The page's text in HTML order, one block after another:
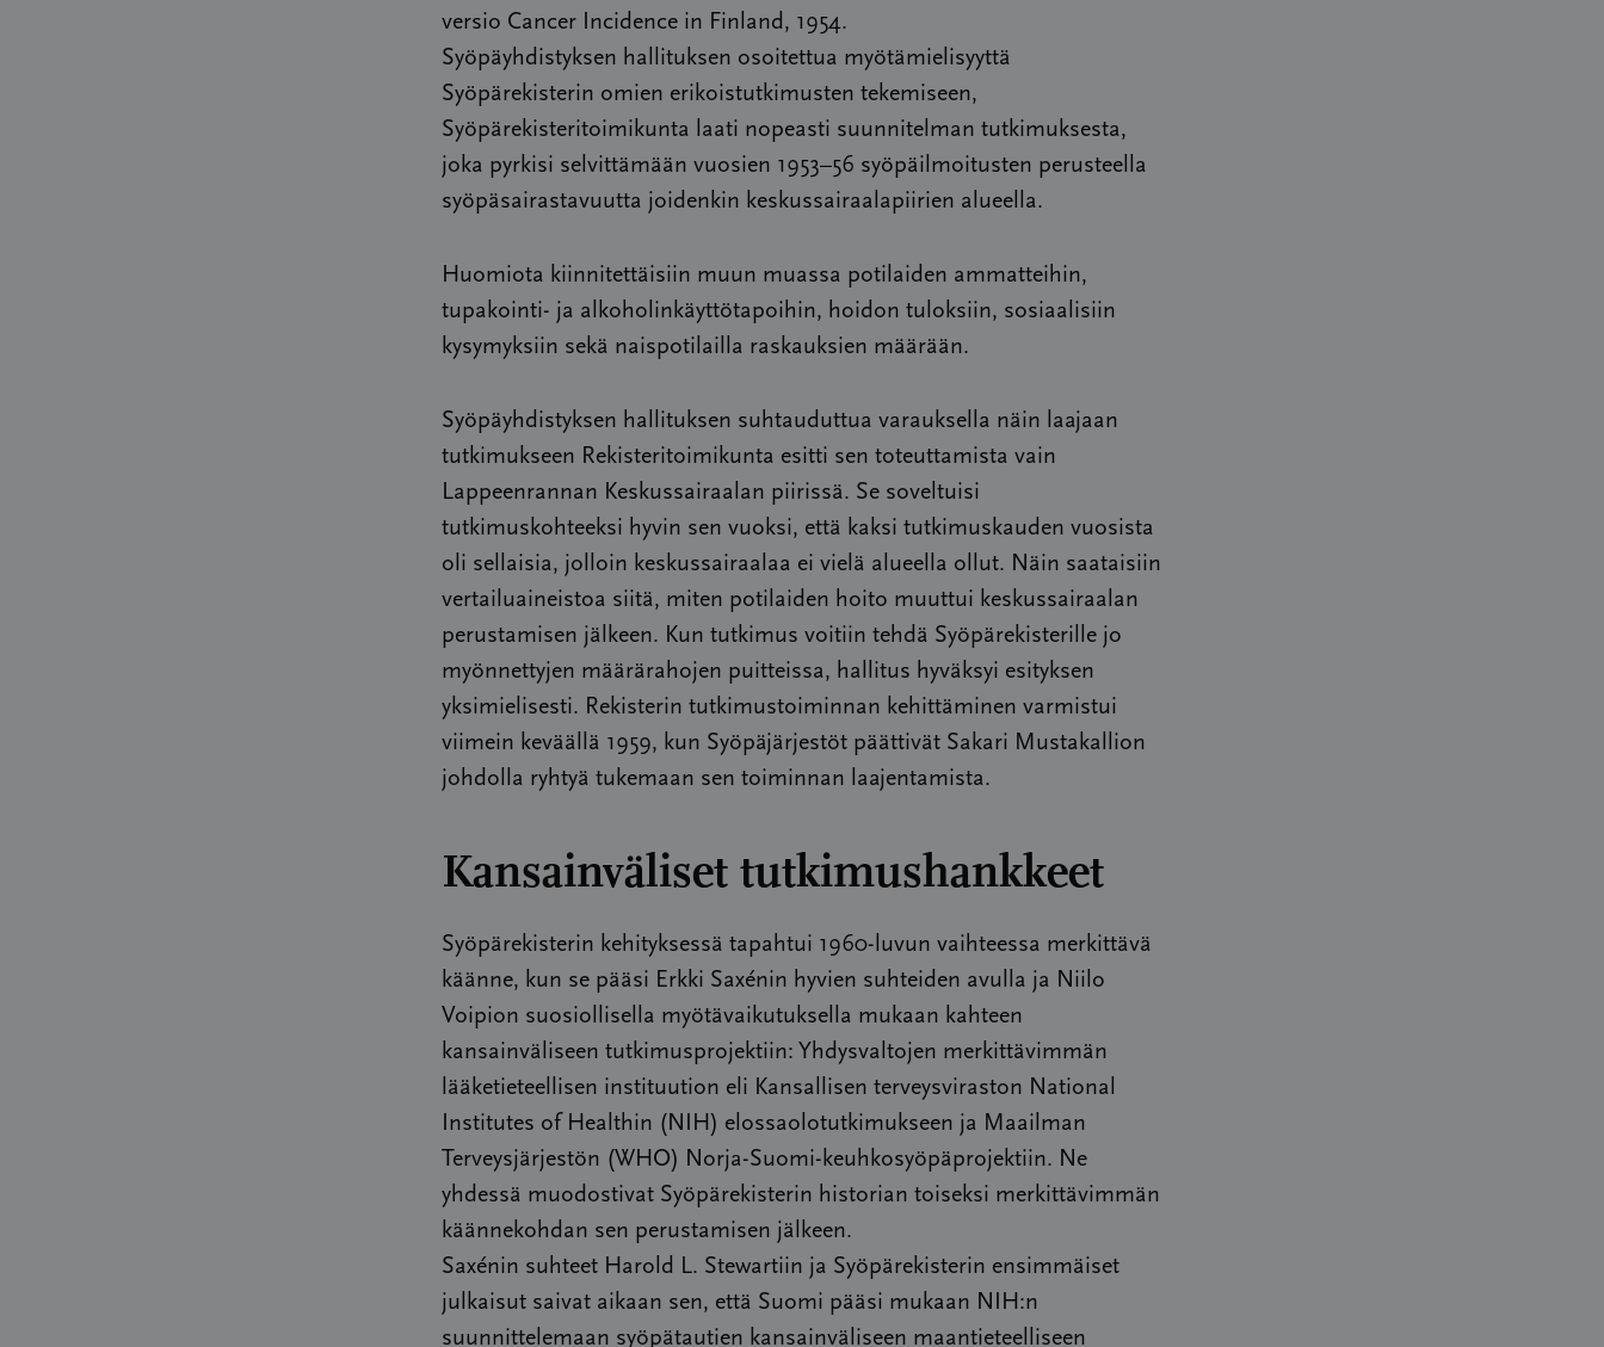
versio Cancer Incidence in Finland, 1954.
Syöpäyhdistyksen hallituksen osoitettua myötämielisyyttä
Syöpärekisterin omien erikoistutkimusten tekemiseen,
Syöpärekisteritoimikunta laati nopeasti suunnitelman tutkimuksesta,
joka pyrkisi selvittämään vuosien 1953–56 syöpäilmoitusten perusteella
syöpäsairastavuutta joidenkin keskussairaalapiirien alueella.
Huomiota kiinnitettäisiin muun muassa potilaiden ammatteihin,
tupakointi- ja alkoholinkäyttötapoihin, hoidon tuloksiin, sosiaalisiin
kysymyksiin sekä naispotilailla raskauksien määrään.
Syöpäyhdistyksen hallituksen suhtauduttua varauksella näin laajaan
tutkimukseen Rekisteritoimikunta esitti sen toteuttamista vain
Lappeenrannan Keskussairaalan piirissä. Se soveltuisi
tutkimuskohteeksi hyvin sen vuoksi, että kaksi tutkimuskauden vuosista
oli sellaisia, jolloin keskussairaalaa ei vielä alueella ollut. Näin saataisiin
vertailuaineistoa siitä, miten potilaiden hoito muuttui keskussairaalan
perustamisen jälkeen. Kun tutkimus voitiin tehdä Syöpärekisterille jo
myönnettyjen määrärahojen puitteissa, hallitus hyväksyi esityksen
yksimielisesti. Rekisterin tutkimustoiminnan kehittäminen varmistui
viimein keväällä 1959, kun Syöpäjärjestöt päättivät Sakari Mustakallion
johdolla ryhtyä tukemaan sen toiminnan laajentamista.
Kansainväliset tutkimushankkeet
Syöpärekisterin kehityksessä tapahtui 1960-luvun vaihteessa merkittävä
käänne, kun se pääsi Erkki Saxénin hyvien suhteiden avulla ja Niilo
Voipion suosiollisella myötävaikutuksella mukaan kahteen
kansainväliseen tutkimusprojektiin: Yhdysvaltojen merkittävimmän
lääketieteellisen instituution eli Kansallisen terveysviraston National
Institutes of Healthin (NIH) elossaolotutkimukseen ja Maailman
Terveysjärjestön (WHO) Norja-Suomi-keuhkosyöpäprojektiin. Ne
yhdessä muodostivat Syöpärekisterin historian toiseksi merkittävimmän
käännekohdan sen perustamisen jälkeen.
Saxénin suhteet Harold L. Stewartiin ja Syöpärekisterin ensimmäiset
julkaisut saivat aikaan sen, että Suomi pääsi mukaan NIH:n
suunnittelemaan syöpätautien kansainväliseen maantieteelliseen